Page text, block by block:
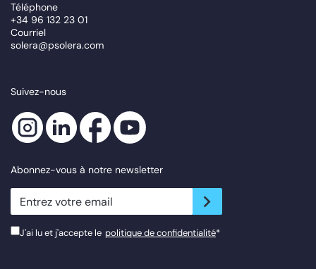
Téléphone
+34 96 132 23 01
Courriel
solera@psolera.com
Suivez-nous
Abonnez-vous à notre newsletter
newsletter.suscribe
J'ai lu et j'accepte le politique de confidentialité*